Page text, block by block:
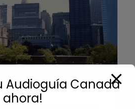
Audioguía Canadá
ahora!